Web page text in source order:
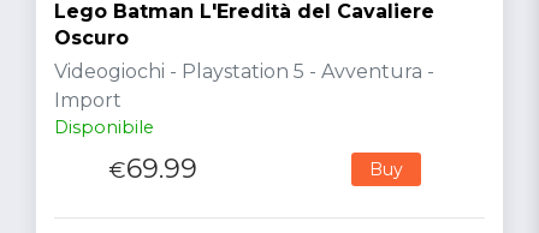
Lego Batman L'Eredità del Cavaliere
Oscuro
Videogiochi - Playstation 5 - Avventura -
Import
Disponibile
€69.99 Buy